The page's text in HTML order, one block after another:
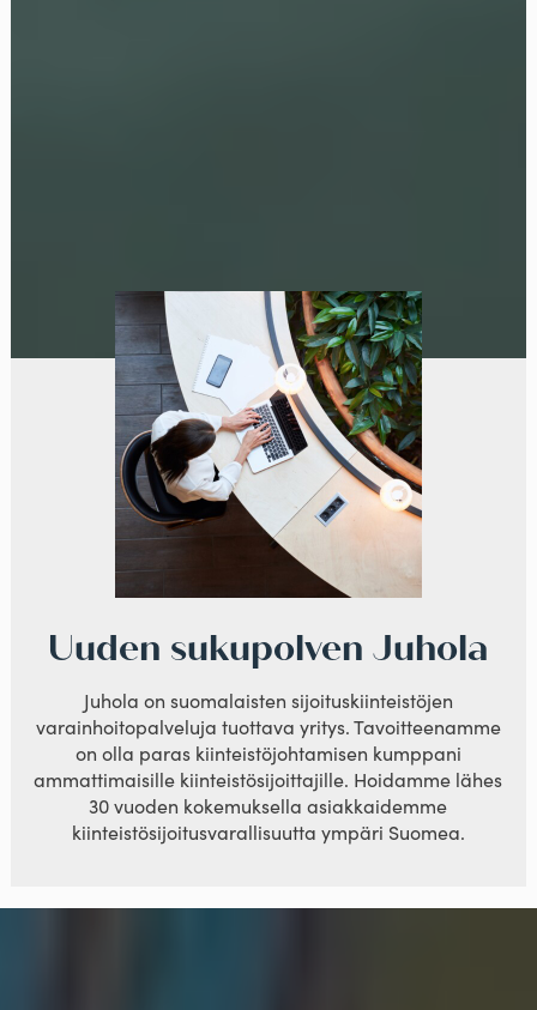
Uuden sukupolven Juhola
Juhola on suomalaisten sijoituskiinteistöjen
varainhoitopalveluja tuottava yritys. Tavoitteenamme
on olla paras kiinteistöjohtamisen kumppani
ammattimaisille kiinteistösijoittajille. Hoidamme lähes
30 vuoden kokemuksella asiakkaidemme
kiinteistösijoitusvarallisuutta ympäri Suomea.